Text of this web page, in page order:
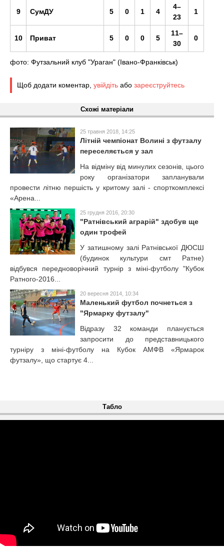
9 СумДУ 5 0 1 4
4–
23
1
10 Приват 5 0 0 5
11–
30
0
фото: Футзальний клуб "Ураган" (Івано-Франківськ)
Щоб додати коментар, увійдіть або зареєструйтесь
Схожі матеріали
25 травня 2018, 14:25
Літній чемпіонат Волині з футзалу
переселяється у зал
На відміну від минулих сезонів, цього
року організатори запланували
провести літню першість у критому залі - спорткомплексі
«Арена...
25 грудня 2016, 20:30
"Ратнівський аграрій" здобув ще
один трофей
У затишному залі Ратнівської ДЮСШ
(будинок культури смт Ратне)
відбувся передноворічний турнір з міні-футболу "Кубок
Ратного-2016...
20 вересня 2014, 10:34
Маленький футбол почнеться з
"Ярмарку футзалу"
Відразу 32 команди планується
запросити до представницького
турніру з міні-футболу на Кубок АМФВ «Ярмарок
футзалу», що стартує 4...
Табло